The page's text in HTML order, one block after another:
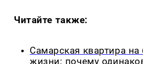
Читайте также:
Самарская квартира на
жизни: почему